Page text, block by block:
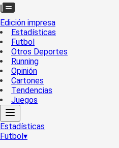
Edición impresa
Estadísticas
Futbol
Otros Deportes
Running
Opinión
Cartones
Tendencias
Juegos
Estadísticas
Futbol▾